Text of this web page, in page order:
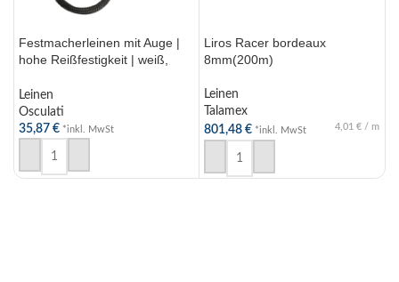
Festmacherleinen mit Auge |
hohe Reißfestigkeit | weiß,
Leinen
Osculati
35,87 € *inkl. MwSt
AUSFÜHRUNG WÄHLEN
Liros Racer bordeaux
8mm(200m)
Leinen
Talamex
801,48 € *inkl. MwSt 4,01 € / m
IN DEN WARENKORB